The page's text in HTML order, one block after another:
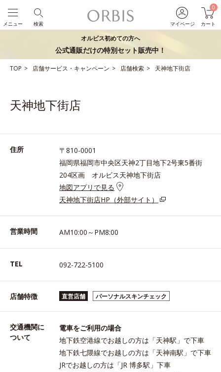
マイページ
0
カート
検索
メニュー
オルビス初めての方へ
公式通販だけの特別セット販売中！
TOP 店舗サービス・キャンペーン 店舗検索 天神地下街店
天神地下街店
住所
〒810-0001
福岡県福岡市中央区天神2丁目地下2号東5番街
204区画 オルビス天神地下街店
地図アプリで見る
天神地下街店HP（外部サイト）
営業時間 AM10:00～PM8:00
TEL 092-722-5100
店舗特徴 直営店舗 パーソナルスキンチェック
交通機関に
ついて
電車をご利用の場合
地下鉄空港線でお越しの方は「天神駅」で下車
地下鉄七隈線でお越しの方は「天神南駅」で下車
JRでお越しの方は「JR 博多駅」下車